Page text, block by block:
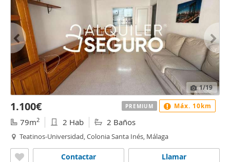
1/19
1.100€
79m2 2 Hab 2 Baños
Teatinos-Universidad, Colonia Santa Inés, Málaga
Llamar
Contactar
PREMIUM Máx. 10km